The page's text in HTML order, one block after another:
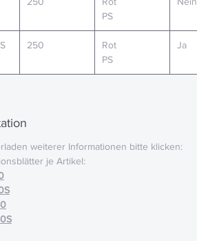
PS
250
Rot
PS
Ja
weiterer Informationen bitte klicken:
je Artikel: